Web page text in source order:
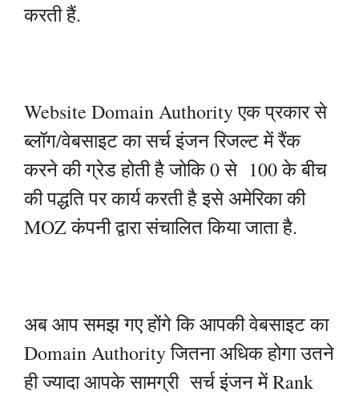
करती हैं.
Website Domain Authority एक प्रकार से
ब्लॉग/वेबसाइट का सर्च इंजन रिजल्ट में रैंक
करने की ग्रेड होती है जोकि 0 से 100 के बीच
की पद्धति पर कार्य करती है इसे अमेरिका की
MOZ कंपनी द्वारा संचालित किया जाता है.
अब आप समझ गए होंगे कि आपकी वेबसाइट का
Domain Authority जितना अधिक होगा उतने
ही ज्यादा आपके सामग्री सर्च इंजन में Rank